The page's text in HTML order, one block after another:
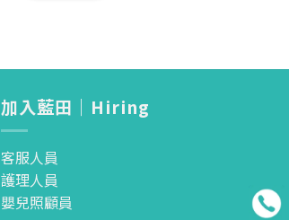
加入藍田｜Hiring
客服人員
護理人員
嬰兒照顧員